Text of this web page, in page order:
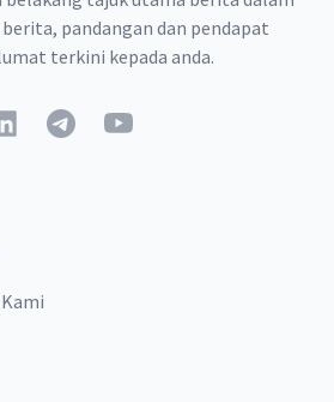
pandangan dan pendapat
terkini kepada anda.
TelegramYouTube